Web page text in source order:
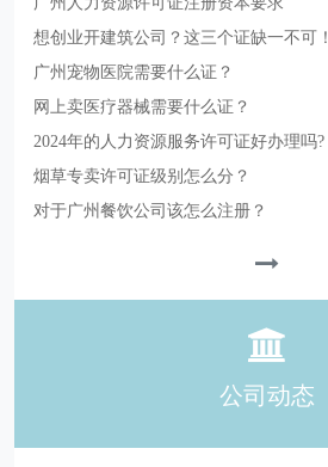
想创业开建筑公司？这三个证缺一不可！
广州宠物医院需要什么证？
网上卖医疗器械需要什么证？
2024年的人力资源服务许可证好办理吗?
烟草专卖许可证级别怎么分？
对于广州餐饮公司该怎么注册？
公司动态